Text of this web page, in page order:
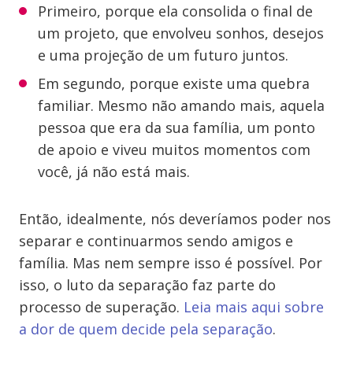
Primeiro, porque ela consolida o final de
um projeto, que envolveu sonhos, desejos
e uma projeção de um futuro juntos.
Em segundo, porque existe uma quebra
familiar. Mesmo não amando mais, aquela
pessoa que era da sua família, um ponto
de apoio e viveu muitos momentos com
você, já não está mais.
Então, idealmente, nós deveríamos poder nos
separar e continuarmos sendo amigos e
família. Mas nem sempre isso é possível. Por
isso, o luto da separação faz parte do
processo de superação. Leia mais aqui sobre
a dor de quem decide pela separação.